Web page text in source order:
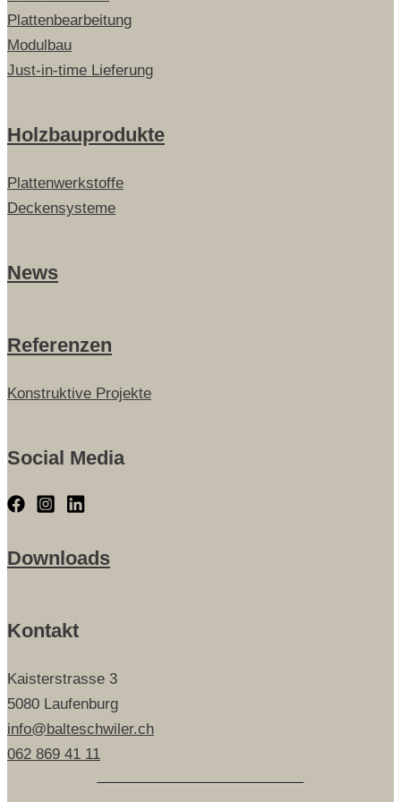
Plattenbearbeitung
Modulbau
Just-in-time Lieferung
Holzbauprodukte
Plattenwerkstoffe
Deckensysteme
News
Referenzen
Konstruktive Projekte
Social Media
Downloads
Kontakt
Kaisterstrasse 3
5080 Laufenburg
info@balteschwiler.ch
062 869 41 11